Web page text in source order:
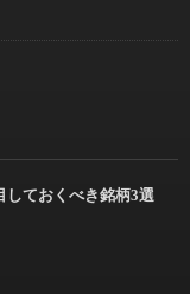
しておくべき銘柄3選